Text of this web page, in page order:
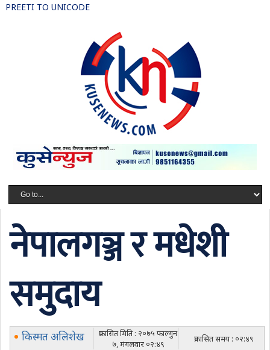
PREETI TO UNICODE
नेपालगञ्ज र मधेशी
समुदाय
किस्मत अलिशेख
प्रकासित मिति : २०७५ फाल्गुन
७, मंगलवार ०२:४९
प्रकासित समय : ०२:४९